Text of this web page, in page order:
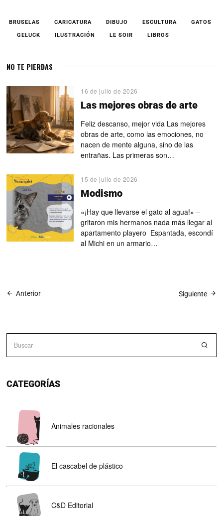
BRUSELAS CARICATURA DIBUJO ESCULTURA
GATOS
GELUCK
ILUSTRACIÓN LE SOIR LIBROS
NO TE PIERDAS
16 de julio de 2026
Las mejores obras de arte
Feliz descanso, mejor vida Las mejores
obras de arte, como las emociones, no
nacen de mente alguna, sino de las
entrañas. Las primeras son…
15 de julio de 2026
Modismo
«¡Hay que llevarse el gato al agua!» –
gritaron mis hermanos nada más llegar al
apartamento playero Espantada, escondí
al Michi en un armario…
Anterior Siguiente
CATEGORÍAS
Animales racionales
El cascabel de plástico
C&D Editorial